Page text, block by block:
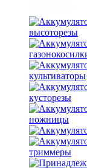
высоторезы
культиваторы
кусторезы
ножницы
триммеры